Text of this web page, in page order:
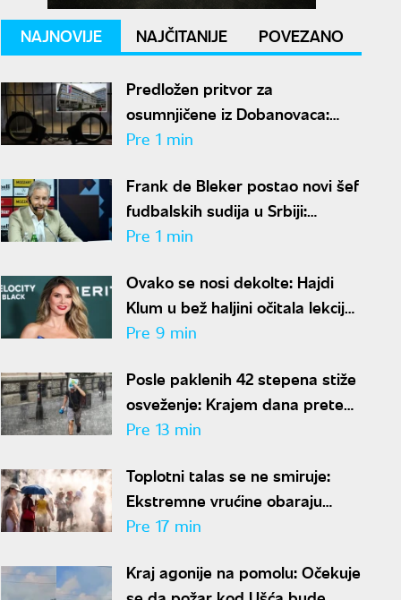
NAJNOVIJE NAJČITANIJE POVEZANO
Predložen pritvor za
osumnjičene iz Dobanovaca:
Branili se ćutanjem o 85
Pre 1 min
Frank de Bleker postao novi šef
fudbalskih sudija u Srbiji:
"Nisam povezan ni sa jednim
Pre 1 min
Ovako se nosi dekolte: Hajdi
Klum u bež haljini očitala lekciju
iz stila, mreže se usijale od
Pre 9 min
Posle paklenih 42 stepena stiže
osveženje: Krajem dana prete
nepogode, Čubrilo otkrio kada
Pre 13 min
Toplotni talas se ne smiruje:
Ekstremne vrućine obaraju
rekorde širom centralne i
Pre 17 min
Kraj agonije na pomolu: Očekuje